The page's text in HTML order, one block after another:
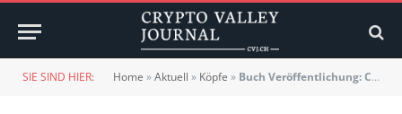
SIE SIND HIER: Home »Aktuell » Köpfe » Buch Veröffentlichung: Crypto Nation